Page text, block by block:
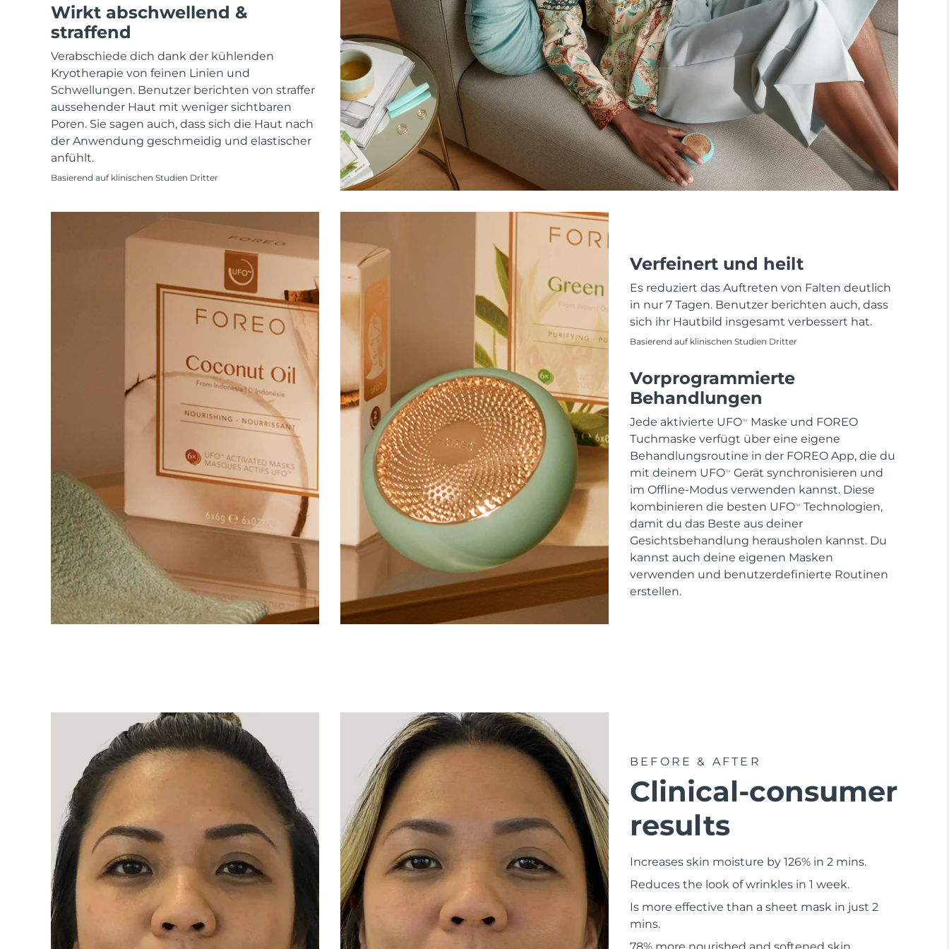
Wirkt abschwellend &
straffend
Verabschiede dich dank der kühlenden
Kryotherapie von feinen Linien und
Schwellungen. Benutzer berichten von straffer
aussehender Haut mit weniger sichtbaren
Poren. Sie sagen auch, dass sich die Haut nach
der Anwendung geschmeidig und elastischer
anfühlt.
Basierend auf klinischen Studien Dritter
Verfeinert und heilt
Es reduziert das Auftreten von Falten deutlich
in nur 7 Tagen. Benutzer berichten auch, dass
sich ihr Hautbild insgesamt verbessert hat.
Basierend auf klinischen Studien Dritter
Vorprogrammierte
Behandlungen
Jede aktivierte UFOTM
Maske und FOREO
Tuchmaske verfügt über eine eigene
Behandlungsroutine in der FOREO App, die du
mit deinem UFOTM
Gerät synchronisieren und
im Offline-Modus verwenden kannst. Diese
kombinieren die besten UFOTM
Technologien,
damit du das Beste aus deiner
Gesichtsbehandlung herausholen kannst. Du
kannst auch deine eigenen Masken
verwenden und benutzerdefinierte Routinen
erstellen.
BEFORE & AFTER
Clinical-consumer
results
Increases skin moisture by 126% in 2 mins.
Reduces the look of wrinkles in 1 week.
Is more effective than a sheet mask in just 2
mins.
All acne treatment devices
All revitalizing eye massagers
KIWI™ skincare
Advanced pore care essentials
Serum
For healthy hair
issa™ Teeth Whitening Gel
18% PAP
Kosmetik
Männer
Kaufe alles